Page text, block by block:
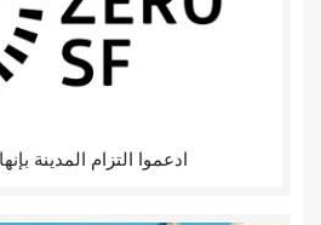
ادعموا التزام المدينة